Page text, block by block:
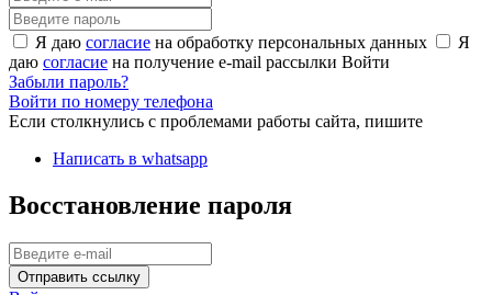
Я даю согласие на обработку персональных данных
Я
даю согласие на получение e-mail рассылки Войти
Забыли пароль?
Войти по номеру телефона
Если столкнулись с проблемами работы сайта, пишите
Написать в whatsapp
Восстановление пароля
Отправить ссылку